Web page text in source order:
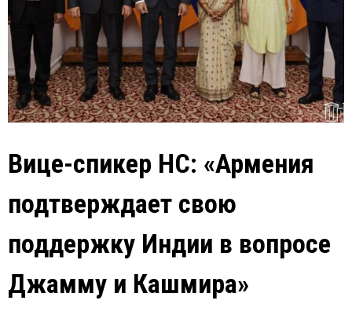
Вице-спикер НС: «Армения
подтверждает свою
поддержку Индии в вопросе
Джамму и Кашмира»